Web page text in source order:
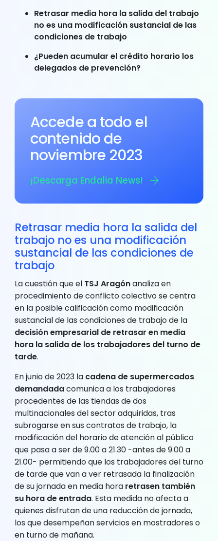
Retrasar media hora la salida del trabajo
no es una modificación sustancial de las
condiciones de trabajo
¿Pueden acumular el crédito horario los
delegados de prevención?
Accede a todo el
contenido de
noviembre 2023
¡Descarga Endalia News!
Retrasar media hora la salida del
trabajo no es una modificación
sustancial de las condiciones de
trabajo
La cuestión que el TSJ Aragónanaliza en
procedimiento de conflicto colectivo se centra
en la posible calificación como modificación
sustancial de las condiciones de trabajo de la
decisión empresarial de retrasar en media
hora la salida de los trabajadores del turno de
tarde.
En junio de 2023 la cadena de supermercados
demandadacomunica a los trabajadores
procedentes de las tiendas de dos
multinacionales del sector adquiridas, tras
subrogarse en sus contratos de trabajo, la
modificación del horario de atención al público
que pasa a ser de 9.00 a 21.30 -antes de 9.00 a
21.00- permitiendo que los trabajadores del turno
de tarde que van a ver retrasada la finalización
de su jornada en media hora retrasen también
su hora de entrada. Esta medida no afecta a
quienes disfrutan de una reducción de jornada,
los que desempeñan servicios en mostradores o
en turno de mañana.